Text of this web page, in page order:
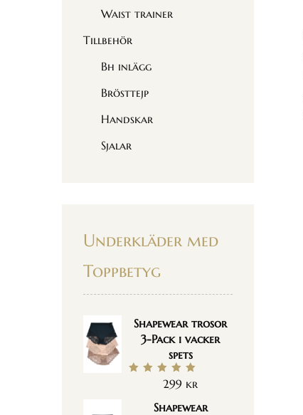
Waist trainer
Tillbehör
Bh inlägg
Brösttejp
Handskar
Sjalar
Underkläder med
Toppbetyg
Shapewear trosor
3-Pack i vacker
spets
Betygsatt
299 kr
Shapewear